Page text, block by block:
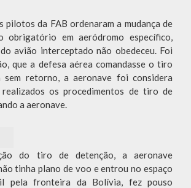
pilotos da FAB ordenaram a mudança de
em aeródromo específico,
avião interceptado não obedeceu. Foi
que a defesa aérea comandasse o tiro
sem retorno, a aeronave foi considera
os procedimentos de tiro de
a aeronave.
do tiro de detenção, a aeronave
tinha plano de voo e entrou no espaço
pela fronteira da Bolívia, fez pouso